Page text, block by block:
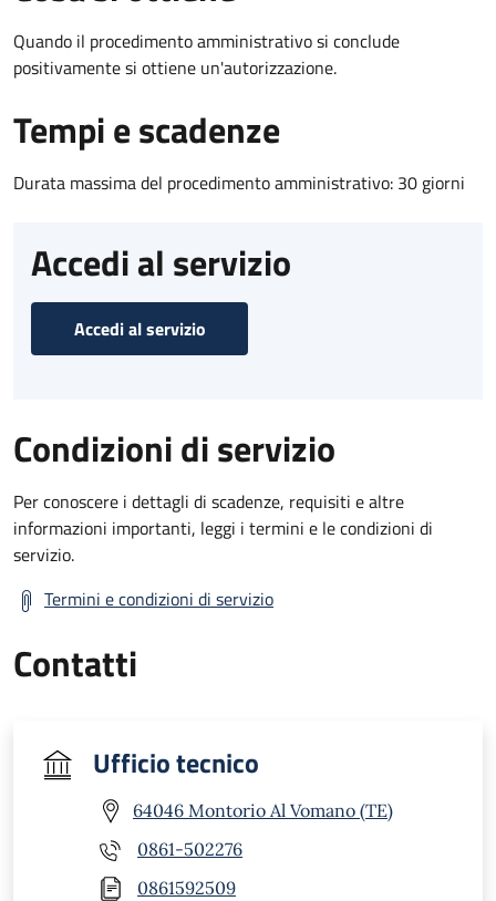
Quando il procedimento amministrativo si conclude
positivamente si ottiene un'autorizzazione.
Tempi e scadenze
Durata massima del procedimento amministrativo: 30 giorni
Accedi al servizio
Accedi al servizio
Condizioni di servizio
Per conoscere i dettagli di scadenze, requisiti e altre
informazioni importanti, leggi i termini e le condizioni di
servizio.
Termini e condizioni di servizio
Contatti
Ufficio tecnico
64046 Montorio Al Vomano (TE)
0861-502276
0861592509